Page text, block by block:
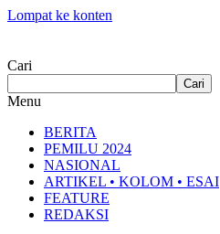
Lompat ke konten
Cari
Cari
Menu
BERITA
PEMILU 2024
NASIONAL
ARTIKEL • KOLOM • ESAI
FEATURE
REDAKSI